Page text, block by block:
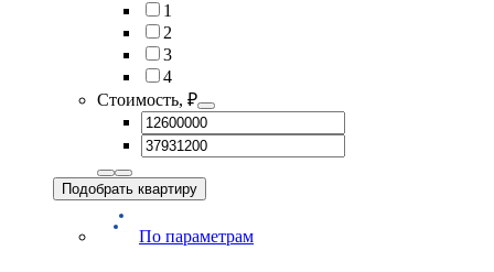
1
2
3
4
Стоимость, ₽
Подобрать квартиру
По параметрам